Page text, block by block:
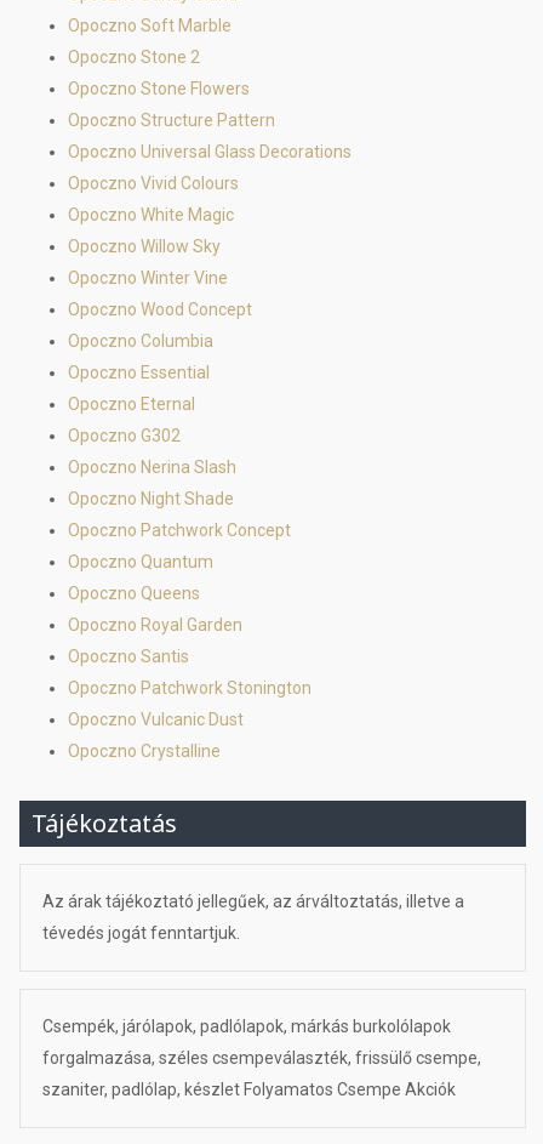
Opoczno Soft Marble
Opoczno Stone 2
Opoczno Stone Flowers
Opoczno Structure Pattern
Opoczno Universal Glass Decorations
Opoczno Vivid Colours
Opoczno White Magic
Opoczno Willow Sky
Opoczno Winter Vine
Opoczno Wood Concept
Opoczno Columbia
Opoczno Essential
Opoczno Eternal
Opoczno G302
Opoczno Nerina Slash
Opoczno Night Shade
Opoczno Patchwork Concept
Opoczno Quantum
Opoczno Queens
Opoczno Royal Garden
Opoczno Santis
Opoczno Patchwork Stonington
Opoczno Vulcanic Dust
Opoczno Crystalline
Tájékoztatás
Az árak tájékoztató jellegűek, az árváltoztatás, illetve a
tévedés jogát fenntartjuk.
Csempék, járólapok, padlólapok, márkás burkolólapok
forgalmazása, széles csempeválaszték, frissülő csempe,
szaniter, padlólap, készlet Folyamatos Csempe Akciók